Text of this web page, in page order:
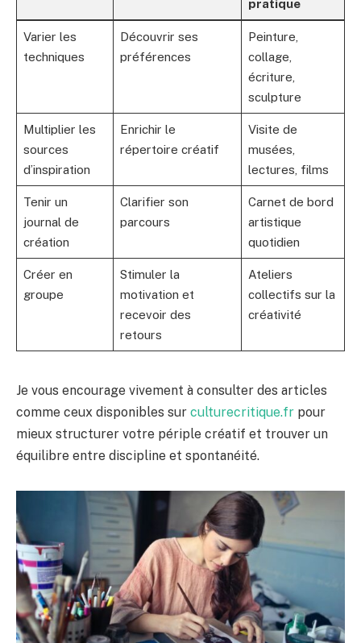
pratique
Varier les
techniques
Découvrir ses
préférences
Peinture,
collage,
écriture,
sculpture
Multiplier les
sources
d’inspiration
Enrichir le
répertoire créatif
Visite de
musées,
lectures, films
Tenir un
journal de
création
Clarifier son
parcours
Carnet de bord
artistique
quotidien
Créer en
groupe
Stimuler la
motivation et
recevoir des
retours
Ateliers
collectifs sur la
créativité
Je vous encourage vivement à consulter des articles
comme ceux disponibles sur culturecritique.fr pour
mieux structurer votre périple créatif et trouver un
équilibre entre discipline et spontanéité.